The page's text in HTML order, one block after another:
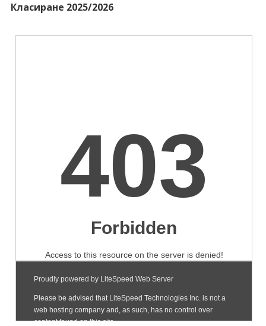
Класиране 2025/2026